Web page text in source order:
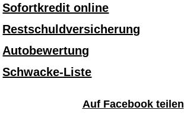
Sofortkredit online
Restschuldversicherung
Autobewertung
Schwacke-Liste
Auf Facebook teilen